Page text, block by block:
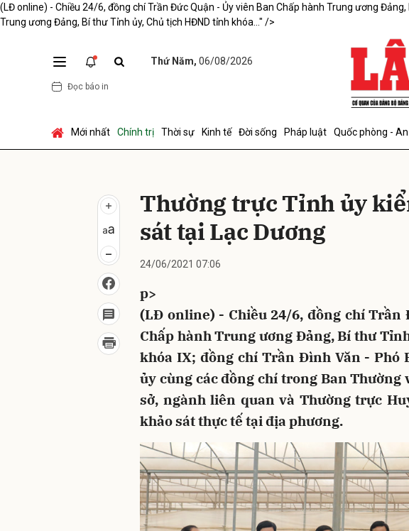
(LĐ online) - Chiều 24/6, đồng chí Trần Đức Quận - Ủy viên Ban Chấp hành Trung ương
Trung ương Đảng, Bí thư Tỉnh ủy, Chủ tịch HĐND tỉnh khóa..." />
Thứ Năm, 06/08/2026
Đọc báo in
Mới nhất Chính trị Thời sự Kinh tế Đời sống Pháp luật Quốc phòng -
Thường trực Tỉnh ủy
sát tại Lạc Dương
24/06/2021 07:06
p>
(LĐ online) - Chiều 24/6, đồng chí Trần
Chấp hành Trung ương Đảng, Bí thư
khóa IX; đồng chí Trần Đình Văn - Phó
ủy cùng các đồng chí trong Ban Thường
sở, ngành liên quan và Thường trực
khảo sát thực tế tại địa phương.
Gửi bình luận